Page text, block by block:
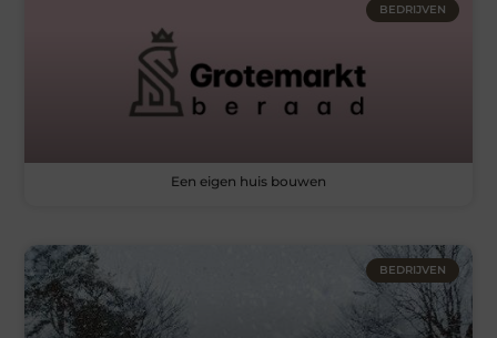
BEDRIJVEN
Een eigen huis bouwen
BEDRIJVEN